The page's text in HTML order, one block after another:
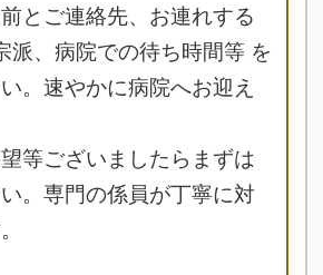
とご連絡先、お連れする
派、病院での待ち時間等 を
。速やかに病院へお迎え
等ございましたらまずは
。専門の係員が丁寧に対